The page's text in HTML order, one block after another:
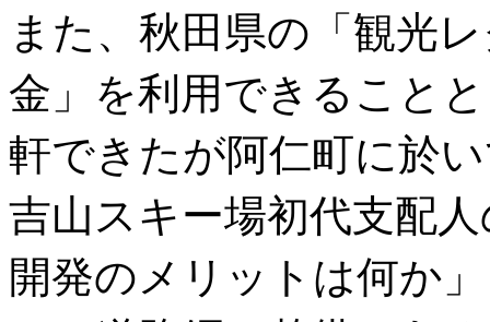
また、秋田県の「観光
金」を利用できること
軒できたが阿仁町に於
吉山スキー場初代支配
開発のメリットは何か